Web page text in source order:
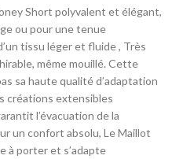
Short polyvalent et élégant,
ou pour une tenue
tissu léger et fluide , Très
même mouillé. Cette
sa haute qualité d’adaptation
créations extensibles
l’évacuation de la
un confort absolu, Le Maillot
à porter et s’adapte